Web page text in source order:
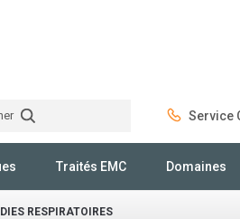
Service
Traités EMC Domaines
RESPIRATOIRES